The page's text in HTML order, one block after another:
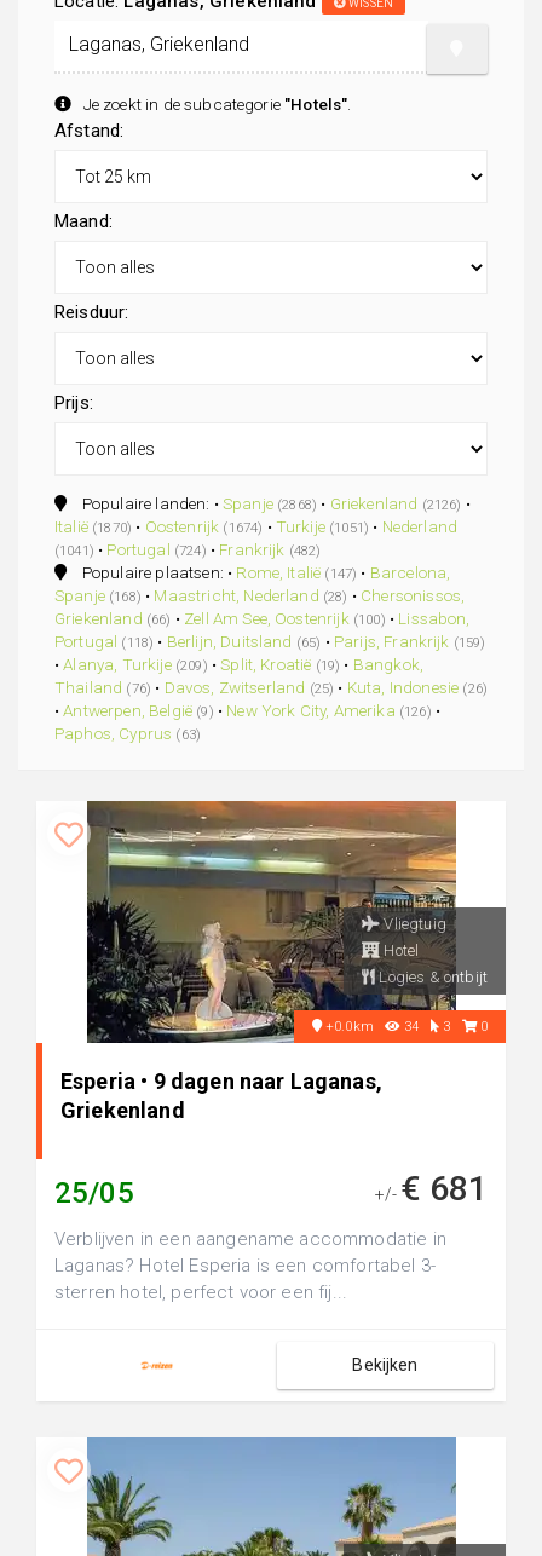
Je zoekt in de subcategorie "Hotels"
Afstand:
Maand:
Reisduur:
Prijs:
Populaire landen: •Spanje (2868) • Griekenland (2126) •
Italië (1870) • Oostenrijk (1674) • Turkije (1051) • Nederland
(1041) • Portugal (724) • Frankrijk (482)
Populaire plaatsen: • Rome, Italië (147) • Barcelona,
Spanje (168) • Maastricht, Nederland (28) • Chersonissos,
Griekenland (66) • Zell Am See, Oostenrijk (100) • Lissabon,
Portugal (118) • Berlijn, Duitsland (65) • Parijs, Frankrijk (159)
•Alanya, Turkije (209) •Split, Kroatië (19) • Bangkok,
Thailand (76) • Davos, Zwitserland (25) • Kuta, Indonesie (26)
•Antwerpen, België (9) • New York City, Amerika (126) •
Paphos, Cyprus (63)
Vliegtuig
Hotel
Logies & ontbijt
+0.0km 34 3 0
Esperia • 9 dagen naar Laganas,
Griekenland
25/05 +/- € 681
Verblijven in een aangename accommodatie in
Laganas? Hotel Esperia is een comfortabel 3-
sterren hotel, perfect voor een fij...
Bekijken